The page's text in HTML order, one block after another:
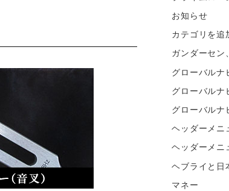
お知らせ
カテゴリを追
ガンダーセン
グローバルナ
グローバルナ
グローバルナ
ヘッダーメニ
ヘッダーメニ
ヘブライと日
マネー